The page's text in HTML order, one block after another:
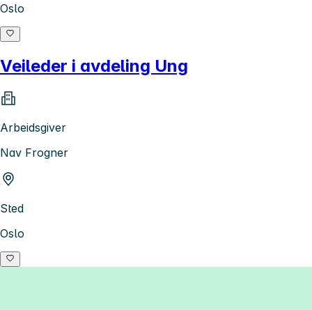
Oslo
Veileder i avdeling Ung
Arbeidsgiver
Nav Frogner
Sted
Oslo